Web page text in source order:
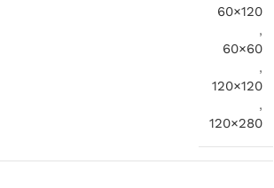
60×120
,
60×60
,
120×120
,
120×280